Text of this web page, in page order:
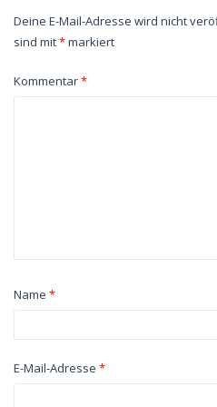
Deine E-Mail-Adresse wird nicht
sind mit*markiert
Kommentar*
Name *
E-Mail-Adresse *